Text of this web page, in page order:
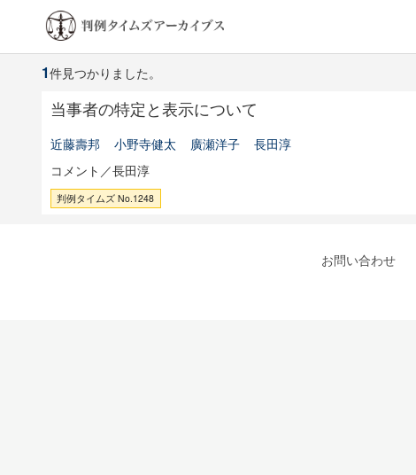
1件見つかりました。
当事者の特定と表示について
近藤壽邦
小野寺健太 廣瀬洋子
長田淳
コメント／長田淳
判例タイムズ No.1248
お問い合わせ